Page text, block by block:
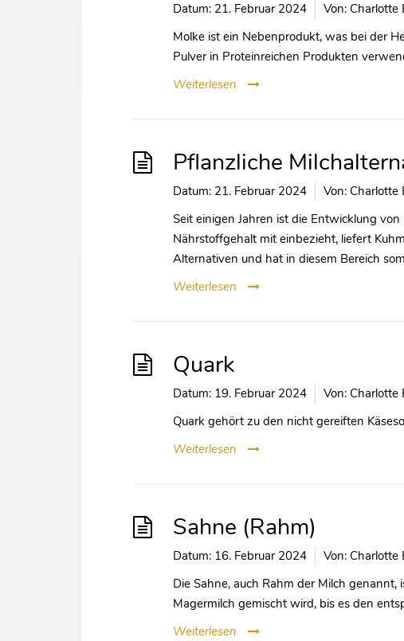
Datum: 21. Februar 2024 Von:Charlotte
Molke ist ein Nebenprodukt, was bei der
Pulver in Proteinreichen Produkten
Weiterlesen
Pflanzliche
Datum: 21. Februar 2024 Von:Charlotte
Seit einigen Jahren ist die Entwicklung
Nährstoffgehalt mit einbezieht, liefert
Alternativen und hat in diesem Bereich
Weiterlesen
Quark
Datum: 19. Februar 2024 Von:Charlotte
Quark gehört zu den nicht gereiften
Weiterlesen
Sahne (Rahm)
Datum: 16. Februar 2024 Von:Charlotte
Die Sahne, auch Rahm der Milch
Magermilch gemischt wird, bis es den
Weiterlesen